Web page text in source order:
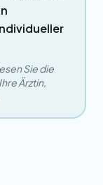
Sie die
Ärztin,